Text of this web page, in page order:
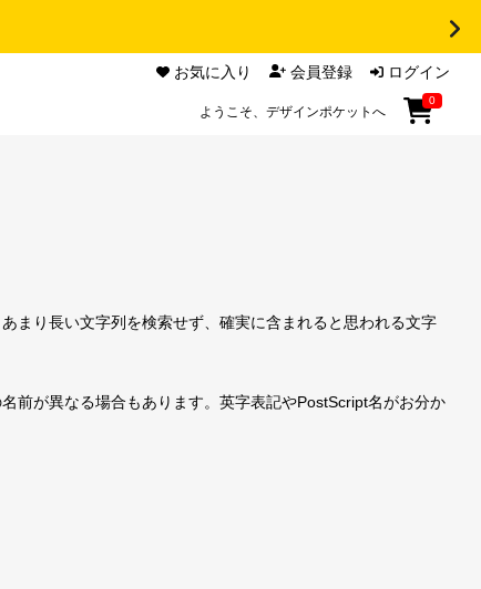
お気に入り 会員登録 ログイン
ようこそ、デザインポケットへ
0
まり長い文字列を検索せず、確実に含まれると思われる文字
前が異なる場合もあります。英字表記やPostScript名がお分か